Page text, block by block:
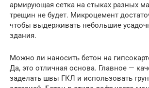
армирующая сетка на стыках разных
трещин не будет. Микроцемент
чтобы выдерживать небольшие
здания.
Можно ли наносить бетон на
Да, это отличная основа. Главное —
заделать швы ГКЛ и использовать